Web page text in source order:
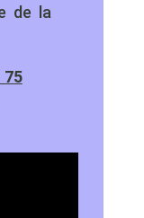
de la
75